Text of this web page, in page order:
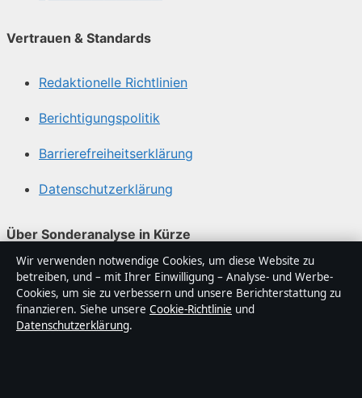
Vertrauen & Standards
Redaktionelle Richtlinien
Berichtigungspolitik
Barrierefreiheitserklärung
Datenschutzerklärung
Über Sonderanalyse in Kürze
Sonderanalyse ist ein unabhängiger digitaler
Nachrichtenanbieter mit Fokus auf Politik, Wirtschaft,
Technik und Gesellschaft in Deutschland. Jeder Artikel
trägt eine Byline, wird von einem Redakteur geprüft und
Wir verwenden notwendige Cookies, um diese Website zu
betreiben, und – mit Ihrer Einwilligung – Analyse- und Werbe-
Cookies, um sie zu verbessern und unsere Berichterstattung zu
finanzieren. Siehe unsere Cookie-Richtlinie und
Datenschutzerklärung.